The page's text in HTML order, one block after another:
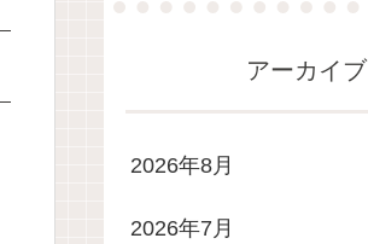
アーカイブ
2026年8月
2026年7月